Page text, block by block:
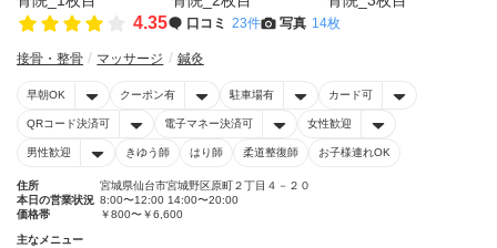
4.35 口コミ 23件 写真 14枚
接骨・整骨 マッサージ 鍼灸
早朝OK クーポン有 駐車場有 カード可
QRコード決済可 電子マネー決済可 女性歓迎
男性歓迎 きゆう師 はり師 柔道整復師 お子様連れOK
住所
宮城県仙台市宮城野区原町２丁目４－２０
本日の営業状況 8:00〜12:00 14:00〜20:00
価格帯
￥800〜￥6,600
主なメニュー